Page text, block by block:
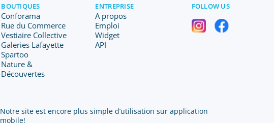
BOUTIQUES
Conforama
Rue du Commerce
Vestiaire Collective
Galeries Lafayette
Spartoo
Nature &
Découvertes
ENTREPRISE
A propos
Emploi
Widget
API
FOLLOW US
Notre site est encore plus simple d’utilisation sur application
mobile!